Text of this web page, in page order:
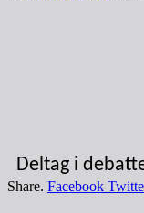
Deltag i
Share. Facebook